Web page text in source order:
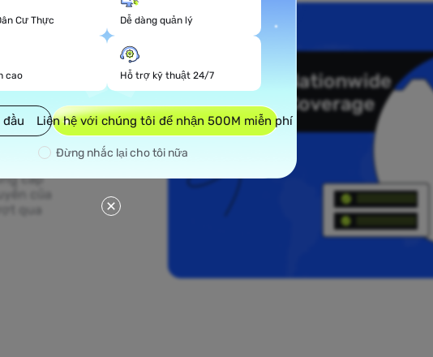
trải dài
vực
cấp
của
qua
Cư Thực Dễ dàng quản lý
cao Hỗ trợ kỹ thuật 24/7
đầu Liên hệ với chúng tôi để nhận 500M miễn phí
Đừng nhắc lại cho tôi nữa